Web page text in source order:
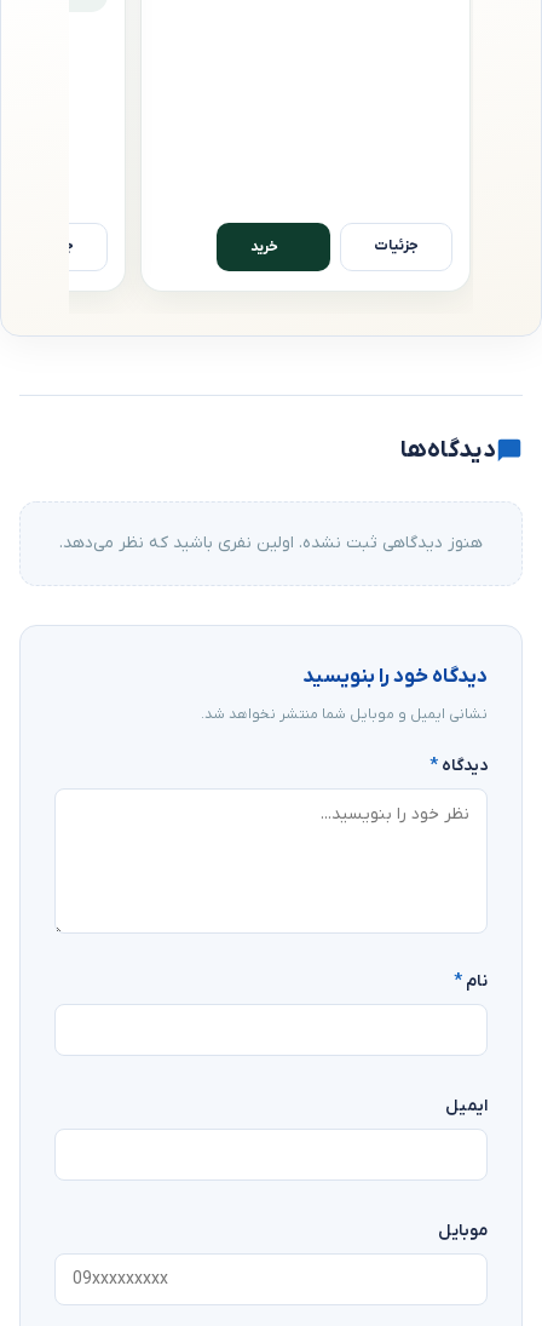
جزئیات خرید جزئیات
دیدگاه‌ها
هنوز دیدگاهی ثبت نشده. اولین نفری باشید که نظر می‌دهد.
دیدگاه خود را بنویسید
نشانی ایمیل و موبایل شما منتشر نخواهد شد.
دیدگاه *
نام *
ایمیل
موبایل